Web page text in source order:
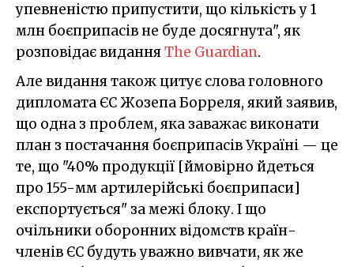
упевненістю припустити, що кількість у 1
млн боєприпасів не буде досягнута", як
розповідає виданняThe Guardian.
Але видання також цитує слова головного
дипломата ЄС Жозепа Борреля, який заявив,
що одна з проблем, яка заважає виконати
план з постачання боєприпасів Україні — це
те, що "40% продукції [ймовірно йдеться
про 155-мм артилерійські боєприпаси]
експортується" за межі блоку. І що
очільники оборонних відомств країн-
членів ЄС будуть уважно вивчати, як же